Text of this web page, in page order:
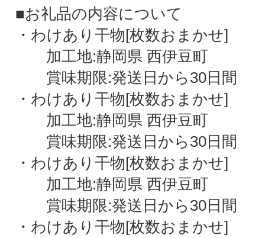
■お礼品の内容について
・わけあり干物[枚数おまかせ]
加工地:静岡県 西伊豆町
賞味期限:発送日から30日間
・わけあり干物[枚数おまかせ]
加工地:静岡県 西伊豆町
賞味期限:発送日から30日間
・わけあり干物[枚数おまかせ]
加工地:静岡県 西伊豆町
賞味期限:発送日から30日間
・わけあり干物[枚数おまかせ]